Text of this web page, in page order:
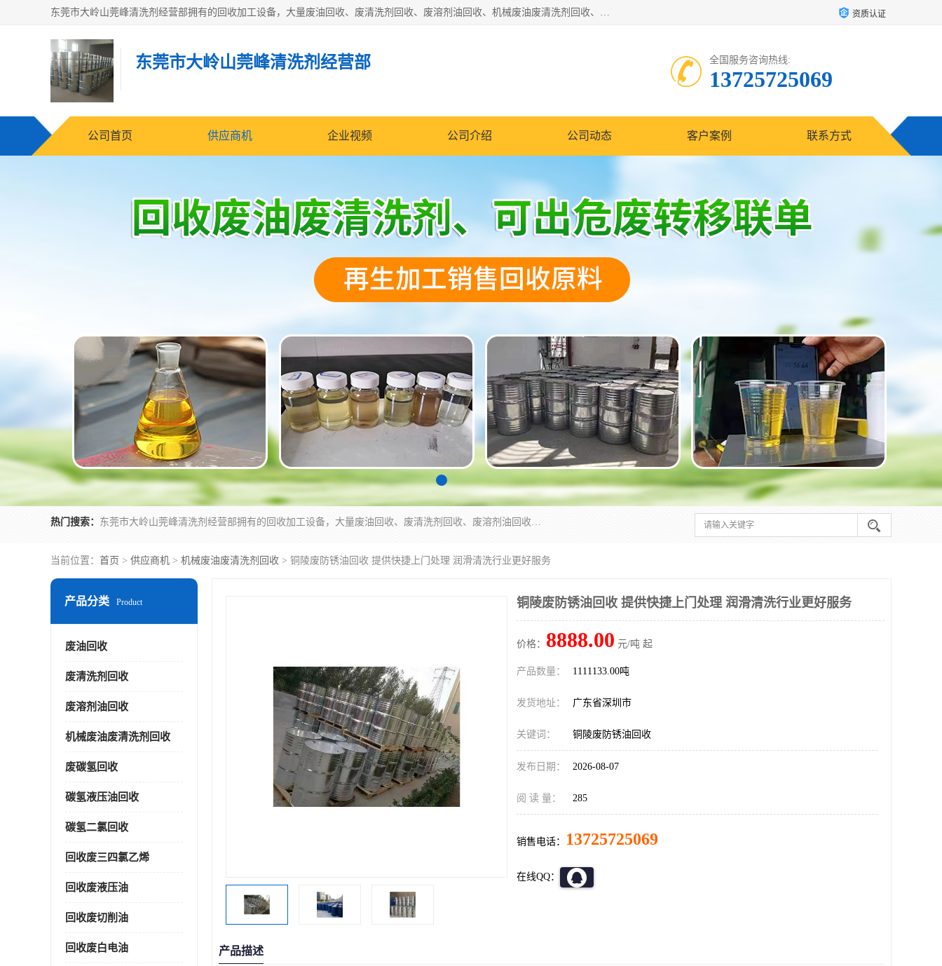
东莞市大岭山莞峰清洗剂经营部拥有的回收加工设备，大量废油回收、废清洗剂回收、废溶剂油回收、机械废油废清洗剂回收、废碳氢回收、碳氢液压油回收、碳氢二氯回收等废清洗剂处理；我们只是提供废旧化工原料的循环使用存放点，执行正规的存放，有正规的回收资质处理。同时我们公司批发零售回收级清洗剂，脱模油再生基础油，质量保证。 资质认证
东莞市大岭山莞峰清洗剂经营部 全国服务咨询热线:
13725725069
公司首页 供应商机 企业视频 公司介绍 公司动态 客户案例 联系方式
热门搜索： 东莞市大岭山莞峰清洗剂经营部拥有的回收加工设备，大量废油回收、废清洗剂回收、废溶剂油回收、机械废油废清洗剂回收、废碳氢回收、碳氢液压油回收、碳氢二氯回收等废清洗剂处理；我们只是提供废旧化工原料的循环使用存放点，执行正规的存放，有正规的回收资质处理。同时我们公司批发零售回收级清洗剂，脱模油再生基础油，质量保证。
当前位置： 首页 > 供应商机 > 机械废油废清洗剂回收 > 铜陵废防锈油回收 提供快捷上门处理 润滑清洗行业更好服务
产品分类 Product
废油回收
废清洗剂回收
废溶剂油回收
机械废油废清洗剂回收
废碳氢回收
碳氢液压油回收
碳氢二氯回收
回收废三四氯乙烯
回收废液压油
回收废切削油
回收废白电油
铜陵废防锈油回收 提供快捷上门处理 润滑清洗行业更好服务
价格： 8888.00 元/吨 起
产品数量： 1111133.00吨
发货地址： 广东省深圳市
关键词： 铜陵废防锈油回收
发布日期： 2026-08-07
阅 读 量： 285
销售电话： 13725725069
在线QQ：
产品描述